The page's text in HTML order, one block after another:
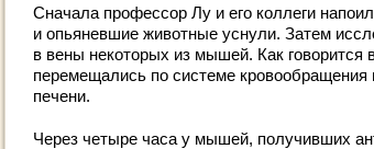
Сначала профессор Лу и его коллеги
и опьяневшие животные уснули. Затем
в вены некоторых из мышей. Как говорится
перемещались по системе кровообращения
печени.
Через четыре часа у мышей, получивших